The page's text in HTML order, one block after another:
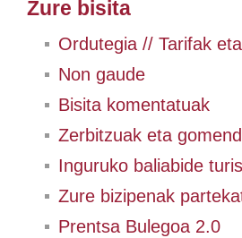
Zure bisita
Ordutegia // Tarifak
Non gaude
Bisita komentatuak
Zerbitzuak eta
Inguruko baliabide
Zure bizipenak
Prentsa Bulegoa 2.0